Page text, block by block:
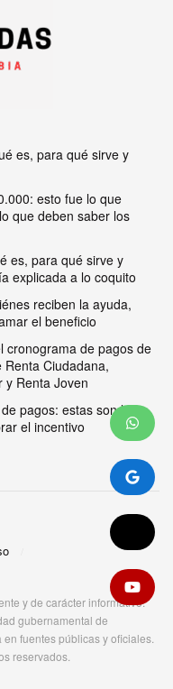
es, para qué sirve y
esto fue lo que
que deben saber los
es, para qué sirve y
explicada a lo coquito
reciben la ayuda,
el beneficio
cronograma de pagos de
Ciudadana,
y Renta Joven
pagos: estas son las
el incentivo
y de carácter informativo.
gubernamental de
fuentes públicas y oficiales.
reservados.